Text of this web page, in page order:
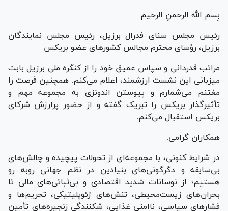
بِسم الله الرحمنِ الرحیم
رئیس مجلس سنای فدرال برزیل، رئیس مجلس نمایندگان
برزیل، رؤسای محترم مجالس کشور‌های عضو بریکس
مراتب قدردانی و سپاس عمیق خود را از کنگره ملی برزیل بابت
میزبانی این نشست ارزشمند، اعلام می‌کنم. همچنین فرصت را
مغتنم می‌شمارم و پیوستن اندونزی به مجموعه مهم و
تأثیرگذار بریکس را تبریک گفته و از حضور پرارزش شرکای
بریکس استقبال می‌کنم.
همکاران گرامی.
در شرایط کنونی، با مجموعه‌ای از تحولات پیچیده و چالش‌های
بی‌سابقه و دگرگونی‌های بنیادین در نظم جهانی روبه رو
هستیم؛ از نوسانات شدید اقتصادی و بی‌ثباتی‌های مالی تا
بحران‌های زیست‌محیطی، تنش‌های ژئوپلیتیکی، تحریم‌ها و
فشار‌های سیاسی، ناامنی غذایی، شکنندگی زنجیره‌های تأمین